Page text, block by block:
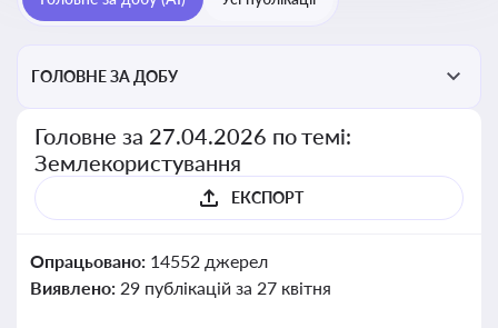
ГОЛОВНЕ ЗА ДОБУ
Головне за 27.04.2026 по темі:
Землекористування
ЕКСПОРТ
Опрацьовано: 14552 джерел
Виявлено: 29 публікацій за 27 квітня